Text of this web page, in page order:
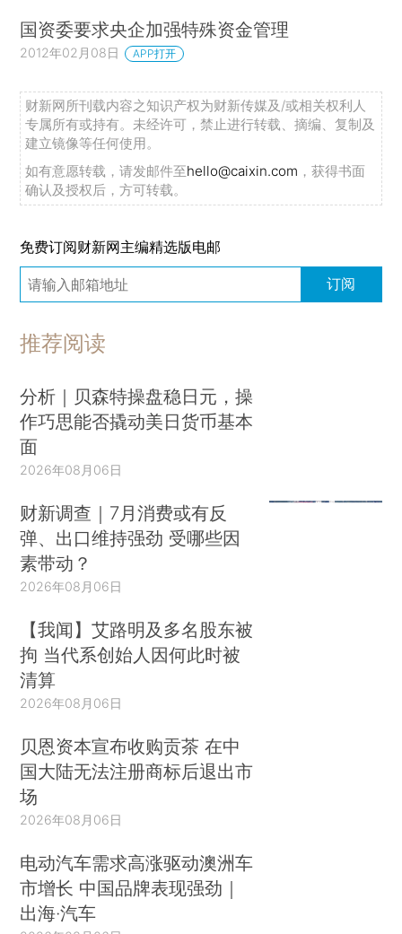
国资委要求央企加强特殊资金管理
2012年02月08日 APP打开
财新网所刊载内容之知识产权为财新传媒及/或相关权利人
专属所有或持有。未经许可，禁止进行转载、摘编、复制及
建立镜像等任何使用。
如有意愿转载，请发邮件至hello@caixin.com ，获得书面
确认及授权后，方可转载。
免费订阅财新网主编精选版电邮
订阅
推荐阅读
分析｜贝森特操盘稳日元，操
作巧思能否撬动美日货币基本
面
2026年08月06日
财新调查｜7月消费或有反
弹、出口维持强劲 受哪些因
素带动？
2026年08月06日
【我闻】艾路明及多名股东被
拘 当代系创始人因何此时被
清算
2026年08月06日
贝恩资本宣布收购贡茶 在中
国大陆无法注册商标后退出市
场
2026年08月06日
电动汽车需求高涨驱动澳洲车
市增长 中国品牌表现强劲｜
出海·汽车